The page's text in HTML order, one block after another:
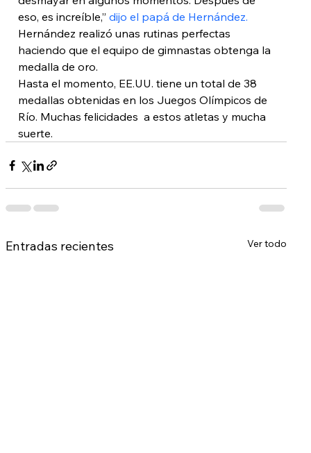
eso, es increíble,” dijo el papá de Hernández.
Hernández realizó unas rutinas perfectas
haciendo que el equipo de gimnastas obtenga la
medalla de oro.
Hasta el momento, EE.UU. tiene un total de 38
medallas obtenidas en los Juegos Olímpicos de
Río. Muchas felicidades  a estos atletas y mucha
suerte.
Entradas recientes Ver todo